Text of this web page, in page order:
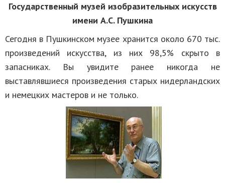
Государственный музей изобразительных искусств
имени А.С. Пушкина
Сегодня в Пушкинском музее хранится около 670 тыс.
произведений искусства, из них 98,5% скрыто в
запасниках. Вы увидите ранее никогда не
выставлявшиеся произведения старых нидерландских
и немецких мастеров и не только.